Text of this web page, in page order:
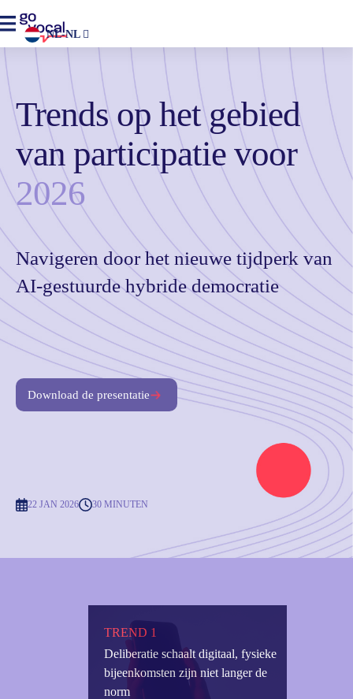
NL-NL
Trends op het gebied
van participatie voor
2026
Navigeren door het nieuwe tijdperk van
AI-gestuurde hybride democratie
Download de presentatie
22 JAN 2026 30 MINUTEN
TREND 1
Deliberatie schaalt digitaal, fysieke
bijeenkomsten zijn niet langer de
norm